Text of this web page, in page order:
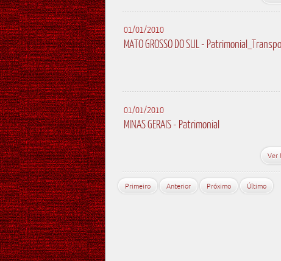
01/01/2010
MATO GROSSO DO SUL -
01/01/2010
MINAS GERAIS - Patrimonial
Ver
Primeiro Anterior Próximo Último